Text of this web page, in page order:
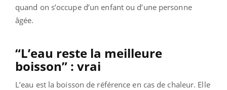
quand on s’occupe d’un enfant ou d’une personne
âgée.
“L’eau reste la meilleure
boisson” : vrai
L’eau est la boisson de référence en cas de chaleur. Elle